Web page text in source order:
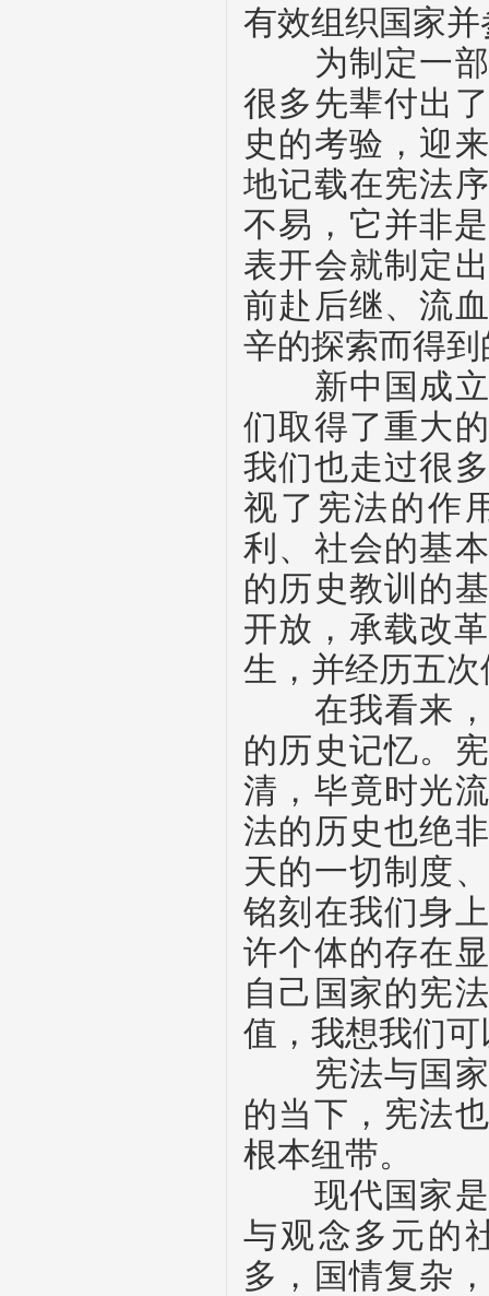
有效组织国家
为制定一部
很多先辈付出
史的考验，迎
地记载在宪法
不易，它并非是
表开会就制定
前赴后继、流
辛的探索而得
新中国成立
们取得了重大
我们也走过很
视了宪法的作
利、社会的基
的历史教训的
开放，承载改
生，并经历五
在我看来，
的历史记忆。
清，毕竟时光
法的历史也绝
天的一切制度
铭刻在我们身
许个体的存在
自己国家的宪
值，我想我们
宪法与国家
的当下，宪法
根本纽带。
现代国家是
与观念多元的
多，国情复杂